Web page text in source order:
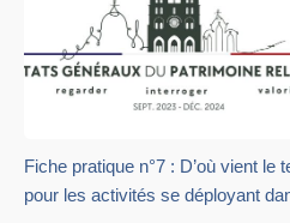
Fiche pratique n°7 : D’où vient le
pour les activités se déployant